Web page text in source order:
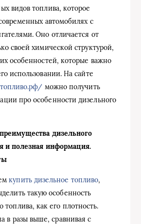
видов топлива, которое
автомобилях с
Оно отличается от
своей химической структурой,
особенностей, которые важно
использовании. На сайте
можно получить
про особенности дизельного
дизельного
и полезная информация.
купить дизельное топливо,
такую особенность
топлива, как его плотность.
в разы выше, сравнивая с